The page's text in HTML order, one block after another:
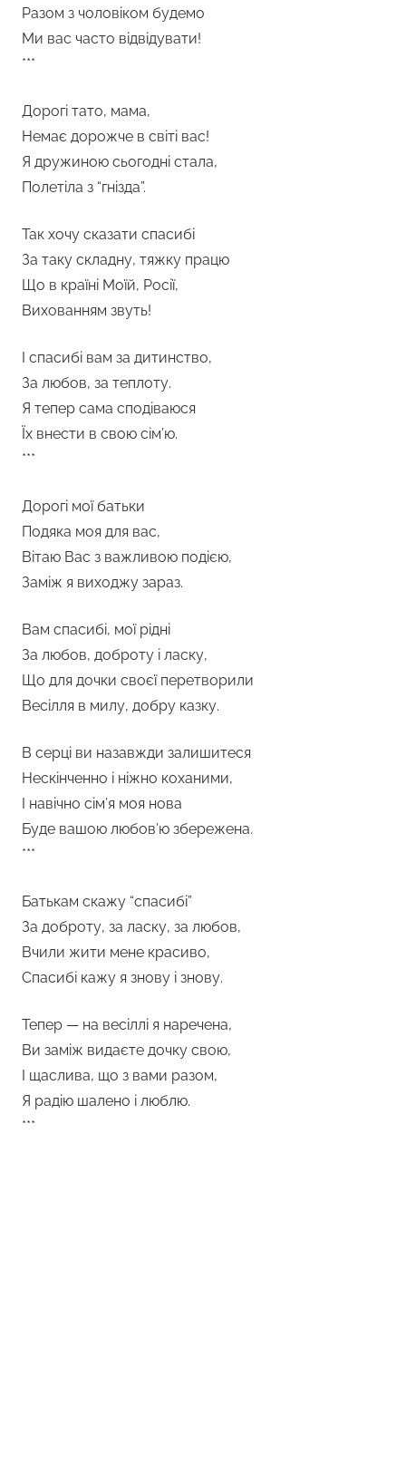
Разом з чоловіком будемо
Ми вас часто відвідувати!
***
Дорогі тато, мама,
Немає дорожче в світі вас!
Я дружиною сьогодні стала,
Полетіла з “гнізда”.
Так хочу сказати спасибі
За таку складну, тяжку працю
Що в країні Моїй, Росії,
Вихованням звуть!
І спасибі вам за дитинство,
За любов, за теплоту.
Я тепер сама сподіваюся
Їх внести в свою сім’ю.
***
Дорогі мої батьки
Подяка моя для вас,
Вітаю Вас з важливою подією,
Заміж я виходжу зараз.
Вам спасибі, мої рідні
За любов, доброту і ласку,
Що для дочки своєї перетворили
Весілля в милу, добру казку.
В серці ви назавжди залишитеся
Нескінченно і ніжно коханими,
І навічно сім’я моя нова
Буде вашою любов’ю збережена.
***
Батькам скажу “спасибі”
За доброту, за ласку, за любов,
Вчили жити мене красиво,
Спасибі кажу я знову і знову.
Тепер — на весіллі я наречена,
Ви заміж видаєте дочку свою,
І щаслива, що з вами разом,
Я радію шалено і люблю.
***